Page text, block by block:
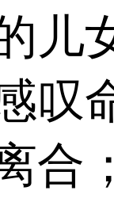
儿
叹
合；